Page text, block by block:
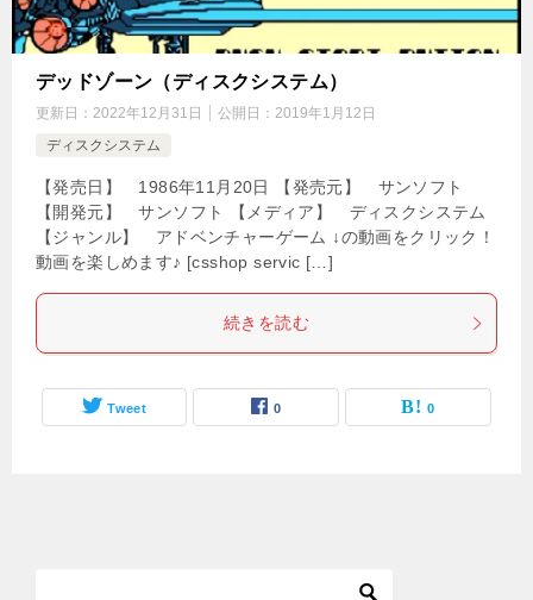
デッドゾーン（ディスクシステム）
更新日： 2022年12月31日 公開日： 2019年1月12日
ディスクシステム
【発売日】 1986年11月20日 【発売元】 サンソフト
【開発元】 サンソフト 【メディア】 ディスクシステム
【ジャンル】 アドベンチャーゲーム ↓の動画をクリック！
動画を楽しめます♪ [csshop servic […]
続きを読む
Tweet 0 0